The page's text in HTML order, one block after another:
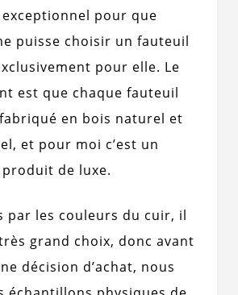
pour que
puisse choisir un fauteuil
pour elle. Le
est que chaque fauteuil
en bois naturel et
et pour moi c’est un
de luxe.
par les couleurs du cuir, il
grand choix, donc avant
décision d’achat, nous